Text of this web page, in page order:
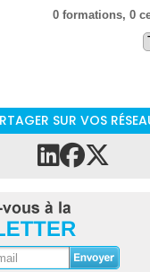
0 formations, 0
SUR VOS